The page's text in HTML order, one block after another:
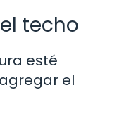
techo
esté
el